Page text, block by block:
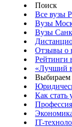
Поиск
Все вузы
Вузы
Вузы
Отзывы о
Рейтинги
«Лучший
Выбираем
Как
IT-